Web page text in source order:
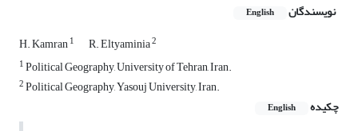
نویسندگان English
H. Kamran1 R. Eltyaminia2
1Political Geography, University of Tehran, Iran.
2Political Geography, Yasouj University, Iran.
چکیده
English